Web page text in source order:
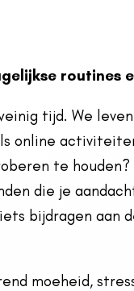
routines
tijd. We
online
te houden?
die je
bijdragen aan
moeheid,